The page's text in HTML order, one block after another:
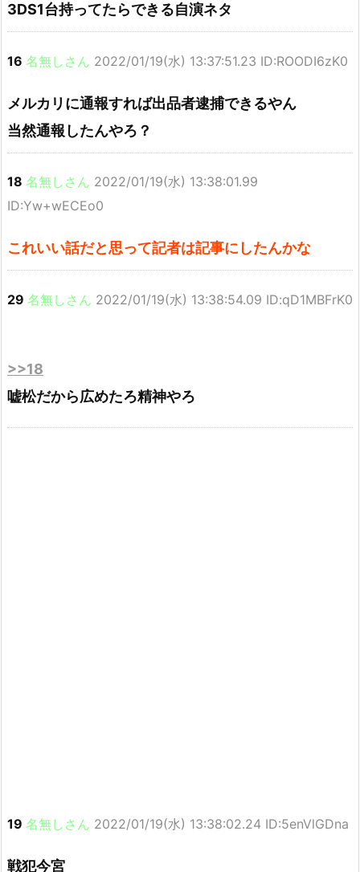
3DS1台持ってたらできる自演ネタ
16 名無しさん 2022/01/19(水) 13:37:51.23 ID:ROODI6zK0
メルカリに通報すれば出品者逮捕できるやん
当然通報したんやろ？
18 名無しさん 2022/01/19(水) 13:38:01.99
ID:Yw+wECEo0
これいい話だと思って記者は記事にしたんかな
29 名無しさん 2022/01/19(水) 13:38:54.09 ID:qD1MBFrK0
>>18
嘘松だから広めたろ精神やろ
19 名無しさん 2022/01/19(水) 13:38:02.24 ID:5enVlGDna
戦犯今宮